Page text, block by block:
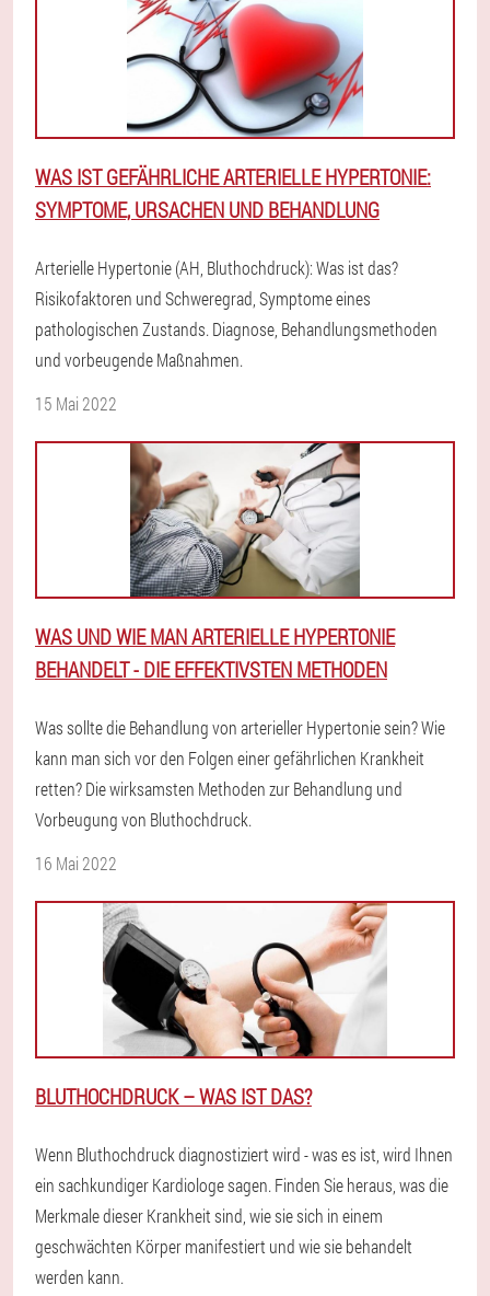
WAS IST GEFÄHRLICHE ARTERIELLE HYPERTONIE:
SYMPTOME, URSACHEN UND BEHANDLUNG
Arterielle Hypertonie (AH, Bluthochdruck): Was ist das?
Risikofaktoren und Schweregrad, Symptome eines
pathologischen Zustands. Diagnose, Behandlungsmethoden
und vorbeugende Maßnahmen.
15 Mai 2022
WAS UND WIE MAN ARTERIELLE HYPERTONIE
BEHANDELT - DIE EFFEKTIVSTEN METHODEN
Was sollte die Behandlung von arterieller Hypertonie sein? Wie
kann man sich vor den Folgen einer gefährlichen Krankheit
retten? Die wirksamsten Methoden zur Behandlung und
Vorbeugung von Bluthochdruck.
16 Mai 2022
BLUTHOCHDRUCK – WAS IST DAS?
Wenn Bluthochdruck diagnostiziert wird - was es ist, wird Ihnen
ein sachkundiger Kardiologe sagen. Finden Sie heraus, was die
Merkmale dieser Krankheit sind, wie sie sich in einem
geschwächten Körper manifestiert und wie sie behandelt
werden kann.